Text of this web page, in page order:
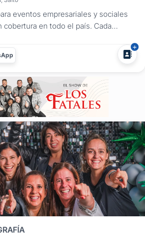
eventos empresariales y sociales
en todo el país. Cada
que valen para siempre. En
realizamos coberturas